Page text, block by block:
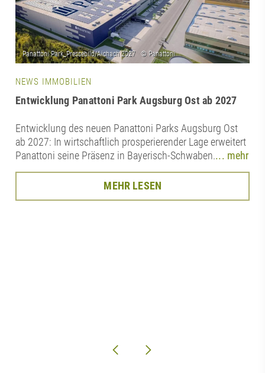
NEWS IMMOBILIEN
Entwicklung Panattoni Park Augsburg Ost ab 2027
Entwicklung des neuen Panattoni Parks Augsburg Ost
ab 2027: In wirtschaftlich prosperierender Lage erweitert
Panattoni seine Präsenz in Bayerisch-Schwaben.... mehr
MEHR LESEN